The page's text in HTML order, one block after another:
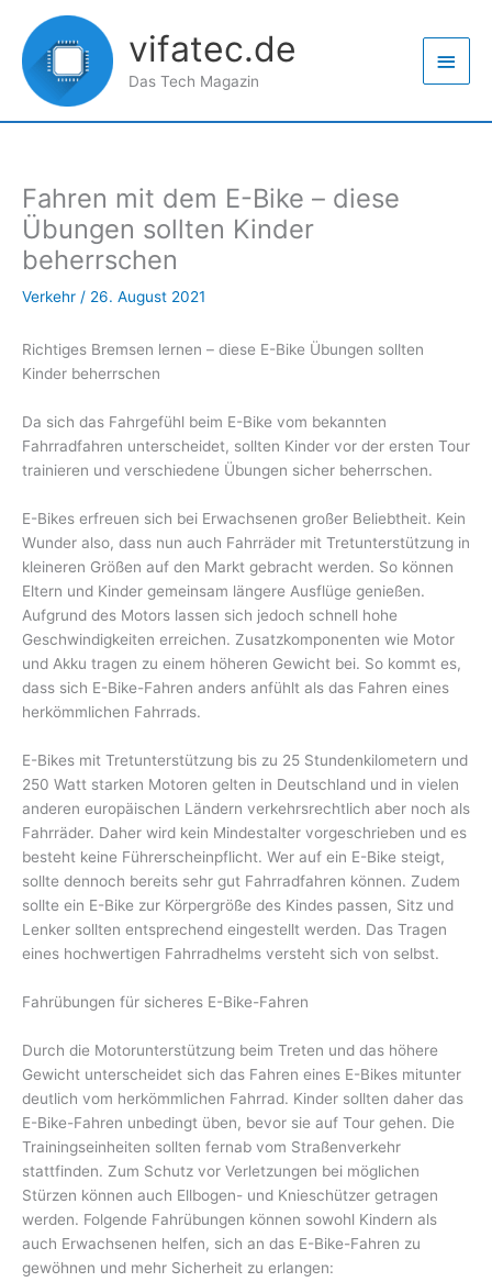
Inhalt
springen
vifatec.de
Das Tech Magazin
Fahren mit dem E-Bike – diese
Übungen sollten Kinder
beherrschen
Verkehr / 26. August 2021
Richtiges Bremsen lernen – diese E-Bike Übungen sollten
Kinder beherrschen
Da sich das Fahrgefühl beim E-Bike vom bekannten
Fahrradfahren unterscheidet, sollten Kinder vor der ersten Tour
trainieren und verschiedene Übungen sicher beherrschen.
E-Bikes erfreuen sich bei Erwachsenen großer Beliebtheit. Kein
Wunder also, dass nun auch Fahrräder mit Tretunterstützung in
kleineren Größen auf den Markt gebracht werden. So können
Eltern und Kinder gemeinsam längere Ausflüge genießen.
Aufgrund des Motors lassen sich jedoch schnell hohe
Geschwindigkeiten erreichen. Zusatzkomponenten wie Motor
und Akku tragen zu einem höheren Gewicht bei. So kommt es,
dass sich E-Bike-Fahren anders anfühlt als das Fahren eines
herkömmlichen Fahrrads.
E-Bikes mit Tretunterstützung bis zu 25 Stundenkilometern und
250 Watt starken Motoren gelten in Deutschland und in vielen
anderen europäischen Ländern verkehrsrechtlich aber noch als
Fahrräder. Daher wird kein Mindestalter vorgeschrieben und es
besteht keine Führerscheinpflicht. Wer auf ein E-Bike steigt,
sollte dennoch bereits sehr gut Fahrradfahren können. Zudem
sollte ein E-Bike zur Körpergröße des Kindes passen, Sitz und
Lenker sollten entsprechend eingestellt werden. Das Tragen
eines hochwertigen Fahrradhelms versteht sich von selbst.
Fahrübungen für sicheres E-Bike-Fahren
Durch die Motorunterstützung beim Treten und das höhere
Gewicht unterscheidet sich das Fahren eines E-Bikes mitunter
deutlich vom herkömmlichen Fahrrad. Kinder sollten daher das
E-Bike-Fahren unbedingt üben, bevor sie auf Tour gehen. Die
Trainingseinheiten sollten fernab vom Straßenverkehr
stattfinden. Zum Schutz vor Verletzungen bei möglichen
Stürzen können auch Ellbogen- und Knieschützer getragen
werden. Folgende Fahrübungen können sowohl Kindern als
auch Erwachsenen helfen, sich an das E-Bike-Fahren zu
gewöhnen und mehr Sicherheit zu erlangen: